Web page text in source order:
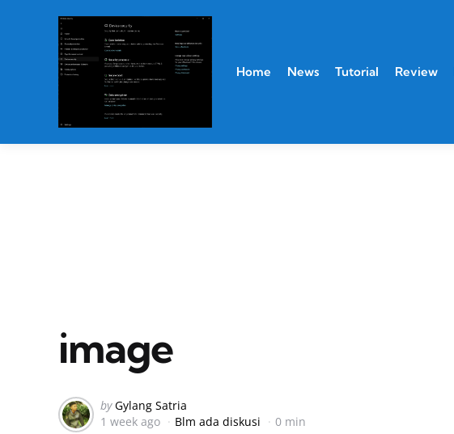
Home News Tutorial Review
image
Posted
by
by Gylang Satria
1 week ago
Blm ada diskusi 0 min